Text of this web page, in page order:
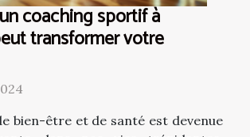
coaching sportif à
transformer votre
bien-être et de santé est devenue